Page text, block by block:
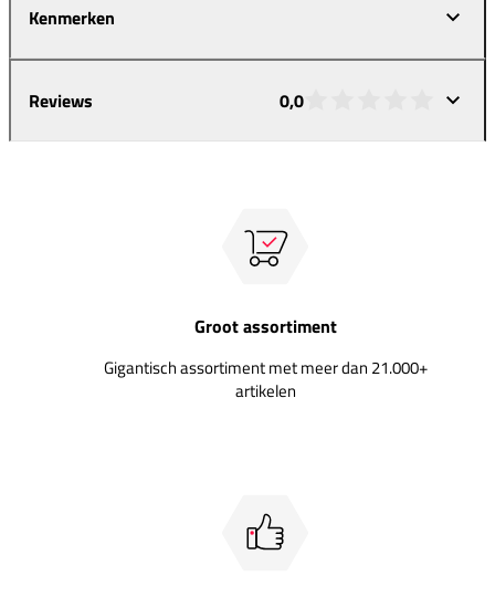
Kenmerken
Reviews 0,0
Groot assortiment
Gigantisch assortiment met meer dan 21.000+
artikelen